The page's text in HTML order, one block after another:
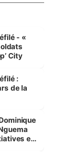
- «
City
:
de la
en